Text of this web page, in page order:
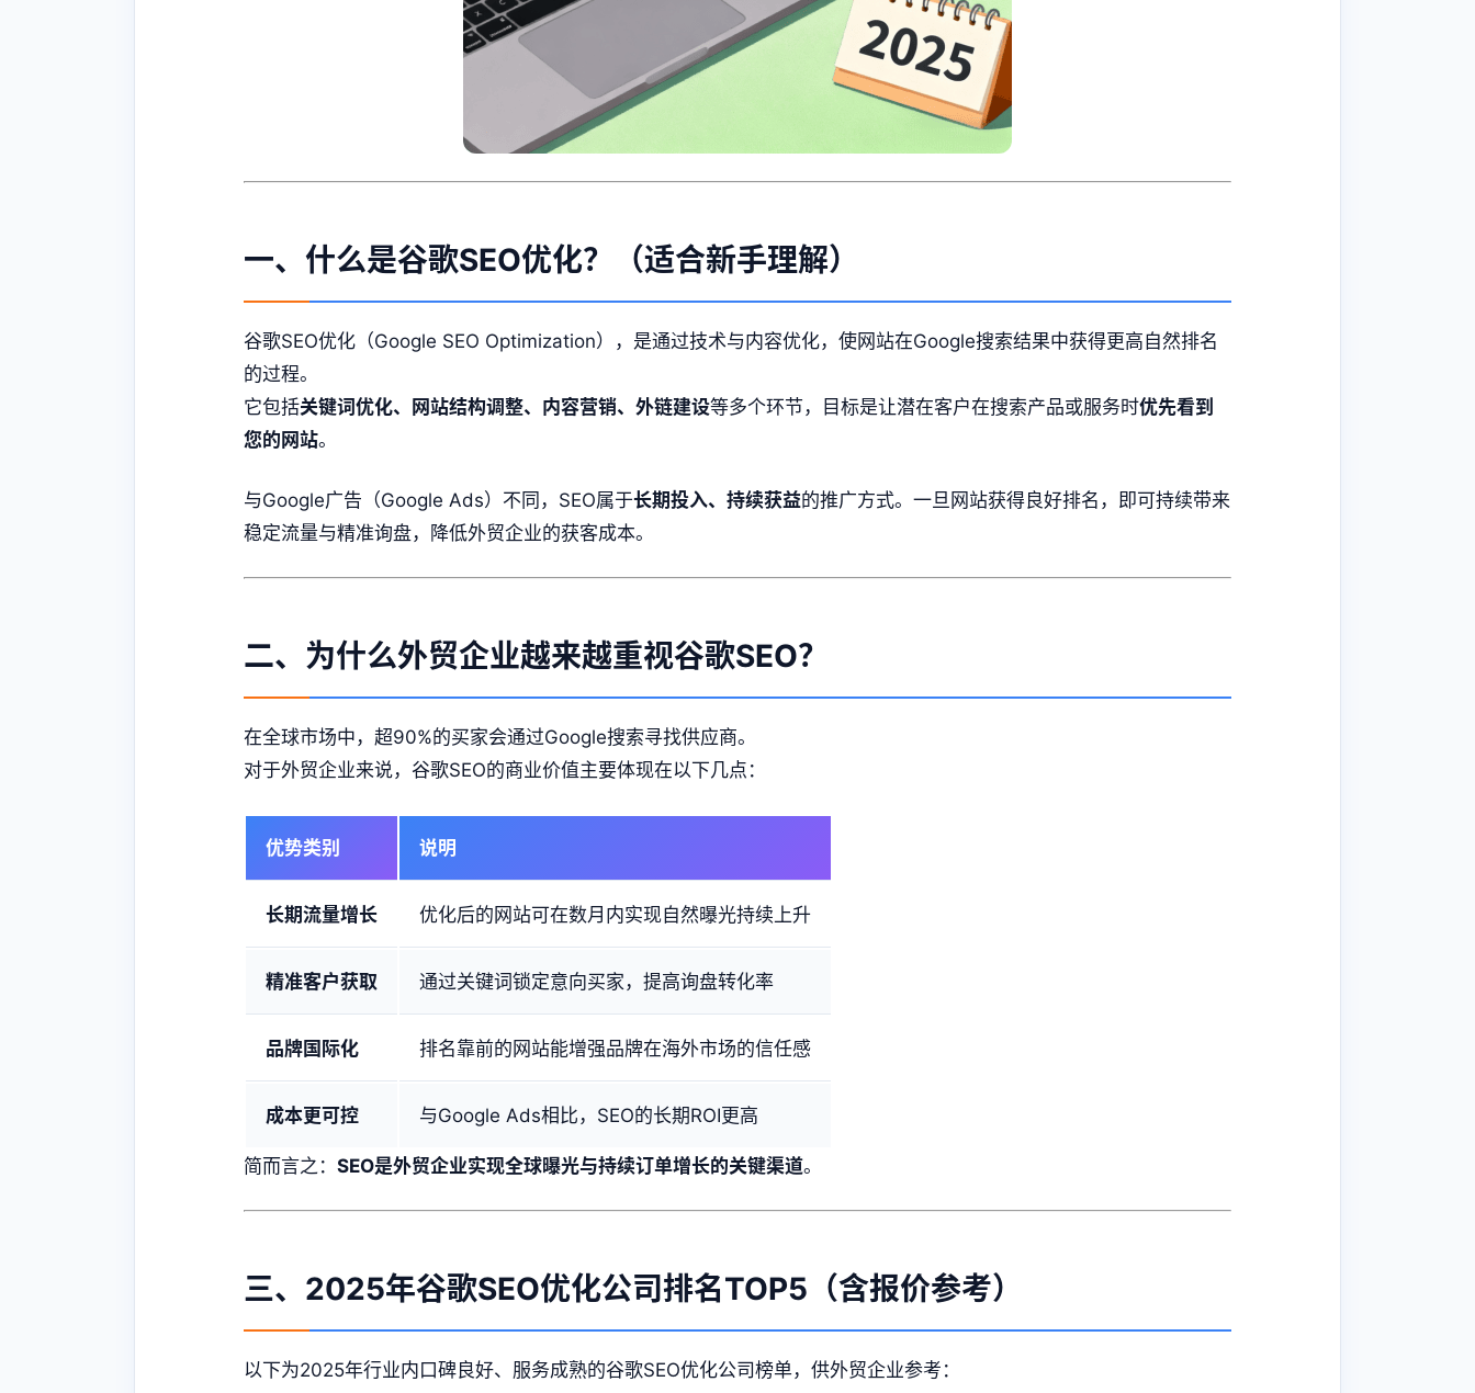
一、什么是谷歌SEO优化？（适合新手理解）
谷歌SEO优化（Google SEO Optimization），是通过技术与内容优化，使网站在Google搜索结果中获得更高自然排名
的过程。
它包括关键词优化、网站结构调整、内容营销、外链建设等多个环节，目标是让潜在客户在搜索产品或服务时优先看到
您的网站。
与Google广告（Google Ads）不同，SEO属于长期投入、持续获益的推广方式。一旦网站获得良好排名，即可持续带来
稳定流量与精准询盘，降低外贸企业的获客成本。
二、为什么外贸企业越来越重视谷歌SEO？
在全球市场中，超90%的买家会通过Google搜索寻找供应商。
对于外贸企业来说，谷歌SEO的商业价值主要体现在以下几点：
优势类别 说明
长期流量增长 优化后的网站可在数月内实现自然曝光持续上升
精准客户获取 通过关键词锁定意向买家，提高询盘转化率
品牌国际化 排名靠前的网站能增强品牌在海外市场的信任感
成本更可控 与Google Ads相比，SEO的长期ROI更高
简而言之： SEO是外贸企业实现全球曝光与持续订单增长的关键渠道。
三、2025年谷歌SEO优化公司排名TOP5（含报价参考）
以下为2025年行业内口碑良好、服务成熟的谷歌SEO优化公司榜单，供外贸企业参考：